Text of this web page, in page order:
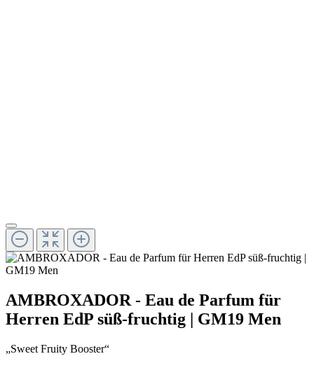
AMBROXADOR - Eau de Parfum für
Herren EdP süß-fruchtig | GM19 Men
„Sweet Fruity Booster“